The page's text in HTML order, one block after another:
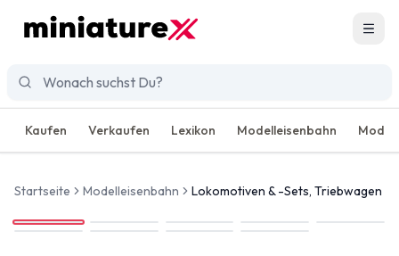
Menü
Kaufen Verkaufen Lexikon Modelleisenbahn
Startseite Modelleisenbahn Lokomotiven & -Sets, Triebwagen